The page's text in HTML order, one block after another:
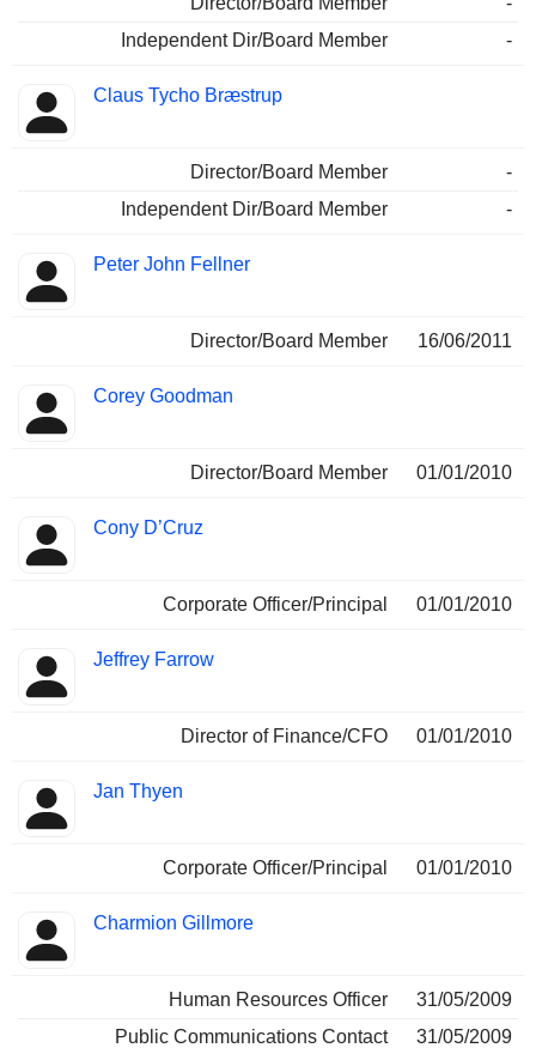
Independent Dir/Board Member
-
Claus Tycho Bræstrup
Director/Board Member
-
Independent Dir/Board Member
-
Peter John Fellner
Director/Board Member 16/06/2011
Corey Goodman
Director/Board Member 01/01/2010
Cony D’Cruz
Corporate Officer/Principal 01/01/2010
Jeffrey Farrow
Director of Finance/CFO 01/01/2010
Jan Thyen
Corporate Officer/Principal 01/01/2010
Charmion Gillmore
Human Resources Officer
31/05/2009
Public Communications Contact
31/05/2009